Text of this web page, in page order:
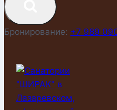
Бронирование: +7 989